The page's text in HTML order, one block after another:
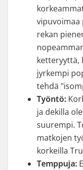
vipuvoimaa
rekan
ketteryyttä,
jyrkempi
tehdä
Työntö:
ja dekilla
suurempi.
matkojen
korkeilla
Temppuja: